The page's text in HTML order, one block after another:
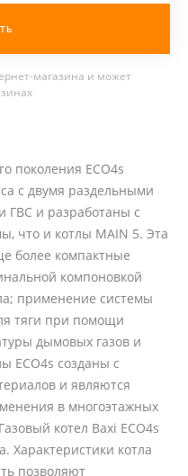
магазина и может
поколения ECO4s
с двумя раздельными
ГВС и разработаны с
что и котлы MAIN 5. Эта
более компактные
компоновкой
применение системы
тяги при помощи
дымовых газов и
ECO4s созданы с
и являются
в многоэтажных
котел Baxi ECO4s
Характеристики котла
позволяют